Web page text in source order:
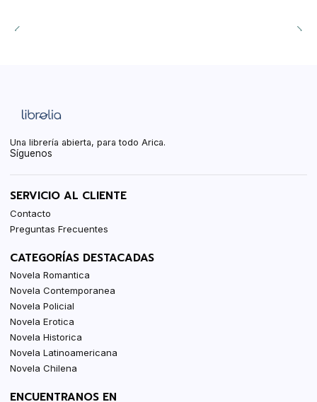
Una librería abierta, para todo Arica.
Síguenos
SERVICIO AL CLIENTE
Contacto
Preguntas Frecuentes
CATEGORÍAS DESTACADAS
Novela Romantica
Novela Contemporanea
Novela Policial
Novela Erotica
Novela Historica
Novela Latinoamericana
Novela Chilena
ENCUENTRANOS EN